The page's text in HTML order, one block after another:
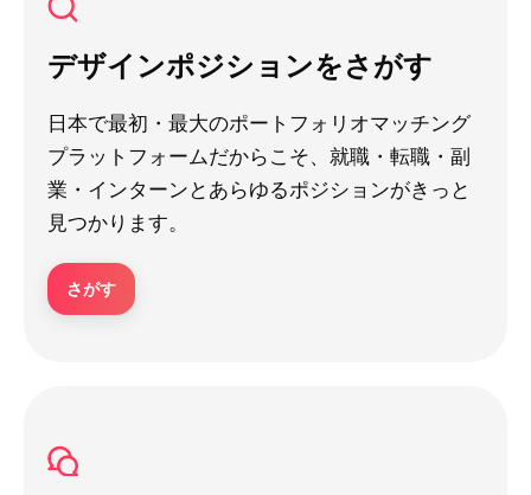
デザインポジションをさがす
日本で最初・最大のポートフォリオマッチング
プラットフォームだからこそ、就職・転職・副
業・インターンとあらゆるポジションがきっと
見つかります。
さがす